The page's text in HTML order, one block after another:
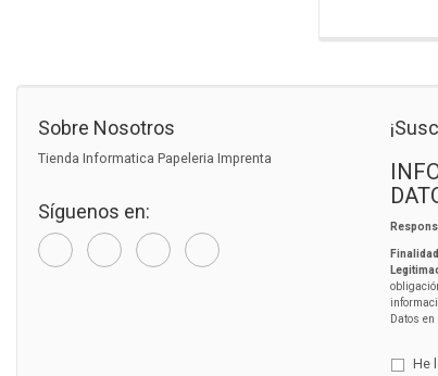
Sobre Nosotros
Tienda Informatica Papeleria Imprenta
Síguenos en:
Finalidad
Datos
He